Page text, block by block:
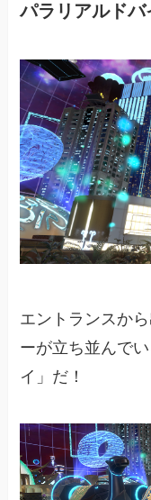
パラリアルドバ
エントランスか
ーが立ち並んで
イ」だ！